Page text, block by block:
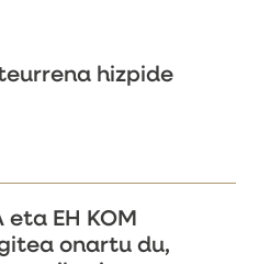
hizpide
eta EH KOM
onartu du,